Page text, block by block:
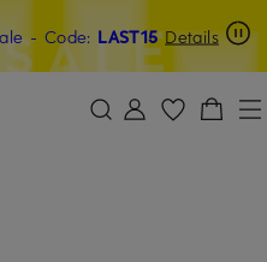
ZUM SUCHFELD ÜBERSPRINGEN
- Code: LAST15 Details
Beyond sichern